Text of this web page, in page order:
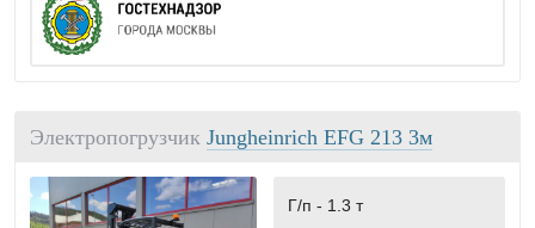
Электропогрузчик Jungheinrich EFG 213 3м
Г/п - 1.3 т